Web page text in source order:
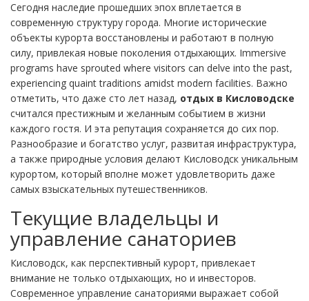
Сегодня наследие прошедших эпох вплетается в
современную структуру города. Многие исторические
объекты курорта восстановлены и работают в полную
силу, привлекая новые поколения отдыхающих. Immersive
programs have sprouted where visitors can delve into the past,
experiencing quaint traditions amidst modern facilities. Важно
отметить, что даже сто лет назад, отдых в Кисловодске
считался престижным и желанным событием в жизни
каждого гостя. И эта репутация сохраняется до сих пор.
Разнообразие и богатство услуг, развитая инфраструктура,
а также природные условия делают Кисловодск уникальным
курортом, который вполне может удовлетворить даже
самых взыскательных путешественников.
Текущие владельцы и
управление санаториев
Кисловодск, как перспективный курорт, привлекает
внимание не только отдыхающих, но и инвесторов.
Современное управление санаториями выражает собой